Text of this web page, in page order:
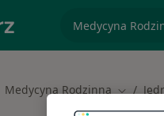
Medycyna Rodzinna Zmień